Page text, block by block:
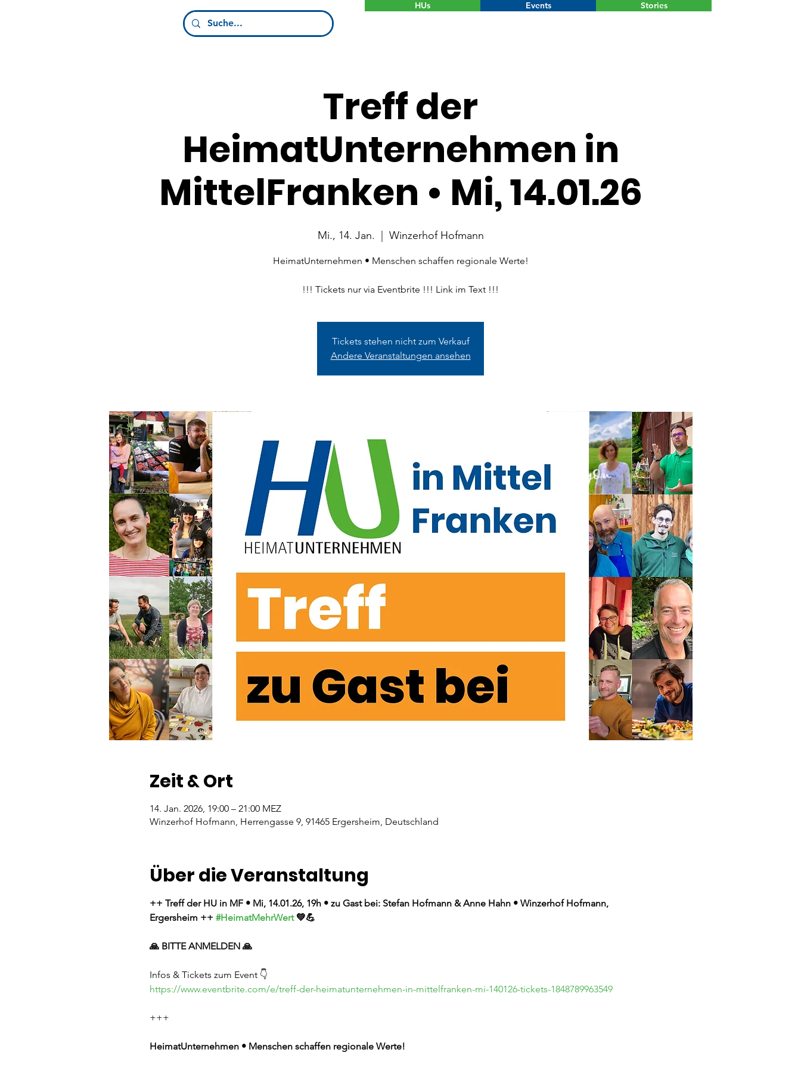
HUs Events Stories
Treff der
HeimatUnternehmen in
MittelFranken • Mi, 14.01.26
Mi., 14. Jan. Winzerhof Hofmann
HeimatUnternehmen • Menschen schaffen regionale Werte!
!!! Tickets nur via Eventbrite !!! Link im Text !!!
Tickets stehen nicht zum Verkauf
Andere Veranstaltungen ansehen
Zeit & Ort
14. Jan. 2026, 19:00 – 21:00 MEZ
Winzerhof Hofmann, Herrengasse 9, 91465 Ergersheim, Deutschland
Über die Veranstaltung
++ Treff der HU in MF • Mi, 14.01.26, 19h • zu Gast bei: Stefan Hofmann & Anne Hahn • Winzerhof Hofmann,
Ergersheim ++ #HeimatMehrWert 💚💪
🙏 BITTE ANMELDEN 🙏
Infos & Tickets zum Event 👇
https://www.eventbrite.com/e/treff-der-heimatunternehmen-in-mittelfranken-mi-140126-tickets-1848789963549
+++
HeimatUnternehmen • Menschen schaffen regionale Werte!